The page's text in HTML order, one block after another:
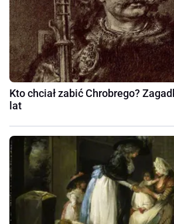
Kto chciał zabić Chrobrego?
lat